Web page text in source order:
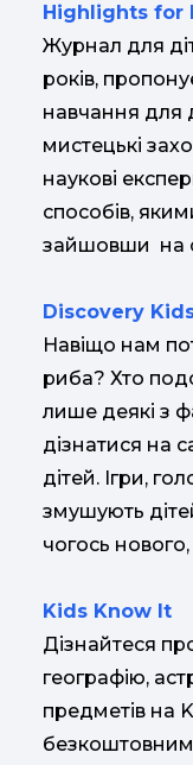
Highlights for
Журнал для
років,
навчання для
мистецькі
наукові
способів,
зайшовши на
Discovery
Навіщо нам
риба? Хто
лише деякі з
дізнатися на
дітей. Ігри,
змушують
чогось
Kids Know It
Дізнайтеся
географію,
предметів на